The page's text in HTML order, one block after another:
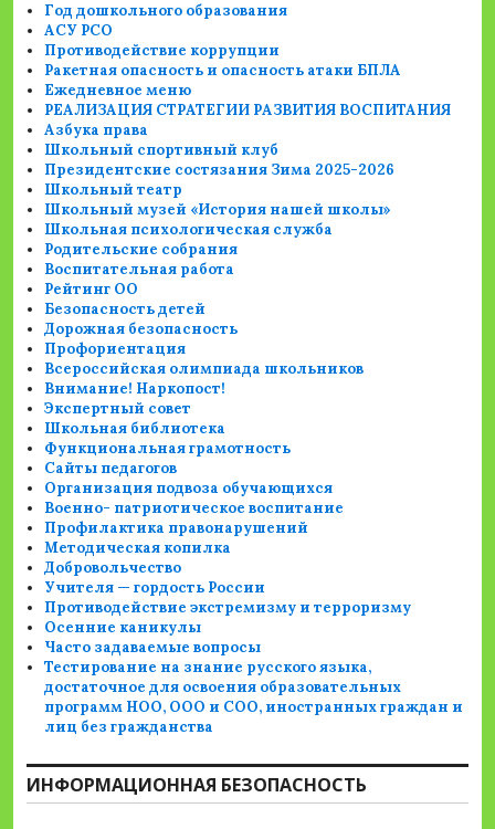
Год дошкольного образования
АСУ РСО
Противодействие коррупции
Ракетная опасность и опасность атаки БПЛА
Ежедневное меню
РЕАЛИЗАЦИЯ СТРАТЕГИИ РАЗВИТИЯ ВОСПИТАНИЯ
Азбука права
Школьный спортивный клуб
Президентские состязания Зима 2025-2026
Школьный театр
Школьный музей «История нашей школы»
Школьная психологическая служба
Родительские собрания
Воспитательная работа
Рейтинг ОО
Безопасность детей
Дорожная безопасность
Профориентация
Всероссийская олимпиада школьников
Внимание! Наркопост!
Экспертный совет
Школьная библиотека
Функциональная грамотность
Сайты педагогов
Организация подвоза обучающихся
Военно- патриотическое воспитание
Профилактика правонарушений
Методическая копилка
Добровольчество
Учителя — гордость России
Противодействие экстремизму и терроризму
Осенние каникулы
Часто задаваемые вопросы
Тестирование на знание русского языка,
достаточное для освоения образовательных
программ НОО, ООО и СОО, иностранных граждан и
лиц без гражданства
ИНФОРМАЦИОННАЯ БЕЗОПАСНОСТЬ